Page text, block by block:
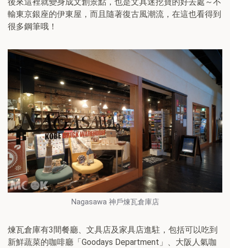
輸東京銀座的伊東屋，而且隨著復古風潮流，在這也看得到
很多鋼筆哦！
Nagasawa 神戶煉瓦倉庫店
煉瓦倉庫有3間餐廳、文具店及家具店進駐，包括可以吃到
新鮮蔬菜的咖啡廳「Goodays Department」、大阪人氣咖